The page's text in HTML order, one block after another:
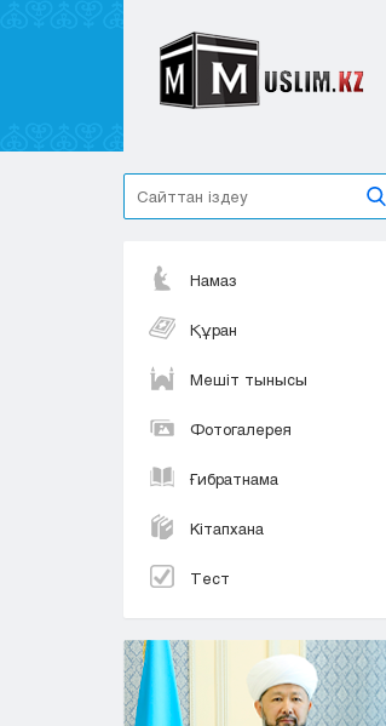
Намаз
Құран
Мешіт тынысы
Фотогалерея
Ғибратнама
Кітапхана
Тест